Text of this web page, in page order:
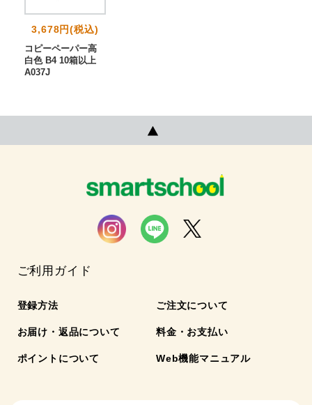
3,678円(税込)
コピーペーパー高
白色 B4 10箱以上
A037J
ご利用ガイド
登録方法 ご注文について
お届け・返品について 料金・お支払い
ポイントについて Web機能マニュアル